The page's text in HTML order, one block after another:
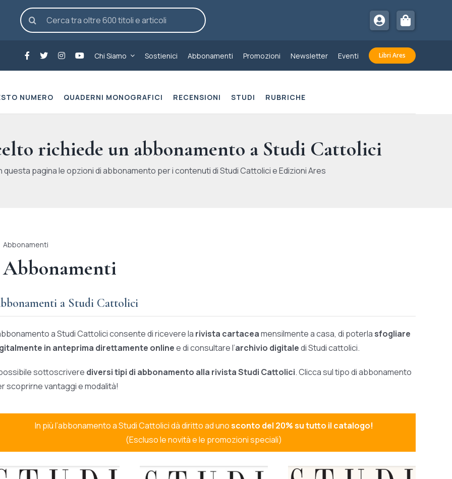
Cerca
per:
Chi Siamo Sostienici Abbonamenti Promozioni Newsletter Eventi Libri Ares
NUMERO QUADERNI MONOGRAFICI RECENSIONI STUDI RUBRICHE
richiede un abbonamento a Studi Cattolici
questa pagina le opzioni di abbonamento per i contenuti di Studi Cattolici e Edizioni Ares
Abbonamenti
Abbonamenti
a Studi Cattolici
a Studi Cattolici consente di ricevere la rivista cartaceamensilmente a casa, di poterla sfogliare
in anteprima direttamente onlinee di consultare l’archivio digitaledi Studi cattolici.
sottoscrivere diversi tipi di abbonamento alla rivista Studi Cattolici. Clicca sul tipo di abbonamento
scoprirne vantaggi e modalità!
In più l’abbonamento a Studi Cattolici dà diritto ad unosconto del 20% su tutto il catalogo!
(Escluso le novità e le promozioni speciali)